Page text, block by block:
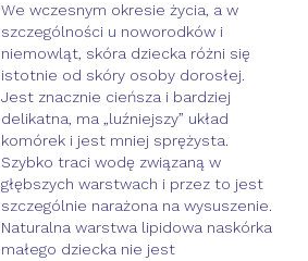
We wczesnym okresie życia, a w
szczególności u noworodków i
niemowląt, skóra dziecka różni się
istotnie od skóry osoby dorosłej.
Jest znacznie cieńsza i bardziej
delikatna, ma „luźniejszy” układ
komórek i jest mniej sprężysta.
Szybko traci wodę związaną w
głębszych warstwach i przez to jest
szczególnie narażona na wysuszenie.
Naturalna warstwa lipidowa naskórka
małego dziecka nie jest